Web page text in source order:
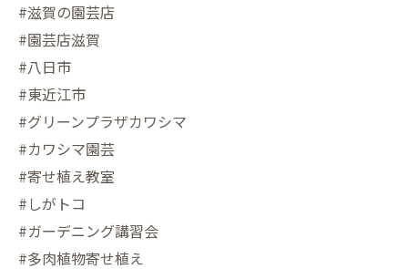
#滋賀の園芸店
#園芸店滋賀
#八日市
#東近江市
#グリーンプラザカワシマ
#カワシマ園芸
#寄せ植え教室
#しがトコ
#ガーデニング講習会
#多肉植物寄せ植え